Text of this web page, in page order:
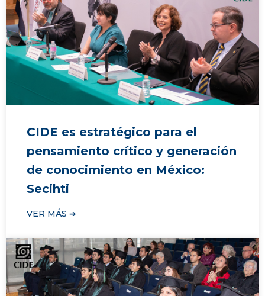
CIDE es estratégico para el
pensamiento crítico y generación
de conocimiento en México:
Secihti
VER MÁS ➔